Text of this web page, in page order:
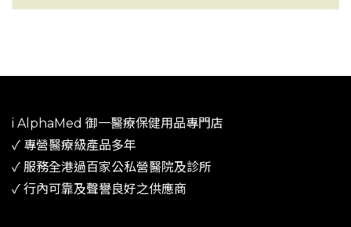
i AlphaMed 御一​醫療保健用品專門店
✓ 專營醫療級產品多年
​✓ 服務全港過百家公私營醫院及診所​
✓ 行內可靠及聲譽良好之供應商